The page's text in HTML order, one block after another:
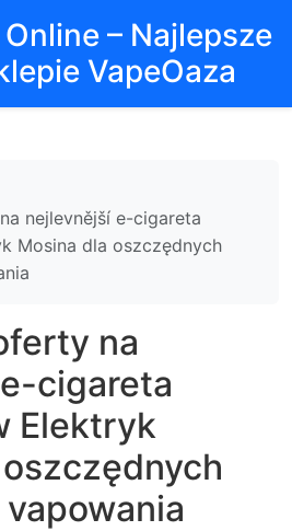
– Najlepsze
VapeOaza
nejlevnější e-cigareta
Mosina dla oszczędnych
na
cigareta
Elektryk
vapowania